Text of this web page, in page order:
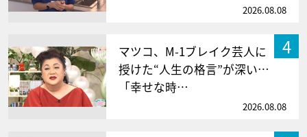
2026.08.08
4
マツコ、M-1ブレイク芸人に
授けた“人生の格言”が深い…
「幸せな時…
2026.08.08